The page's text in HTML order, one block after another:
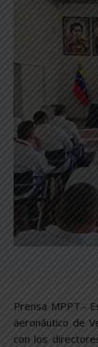
Prensa MPPT.-
aeronáutico de
con los